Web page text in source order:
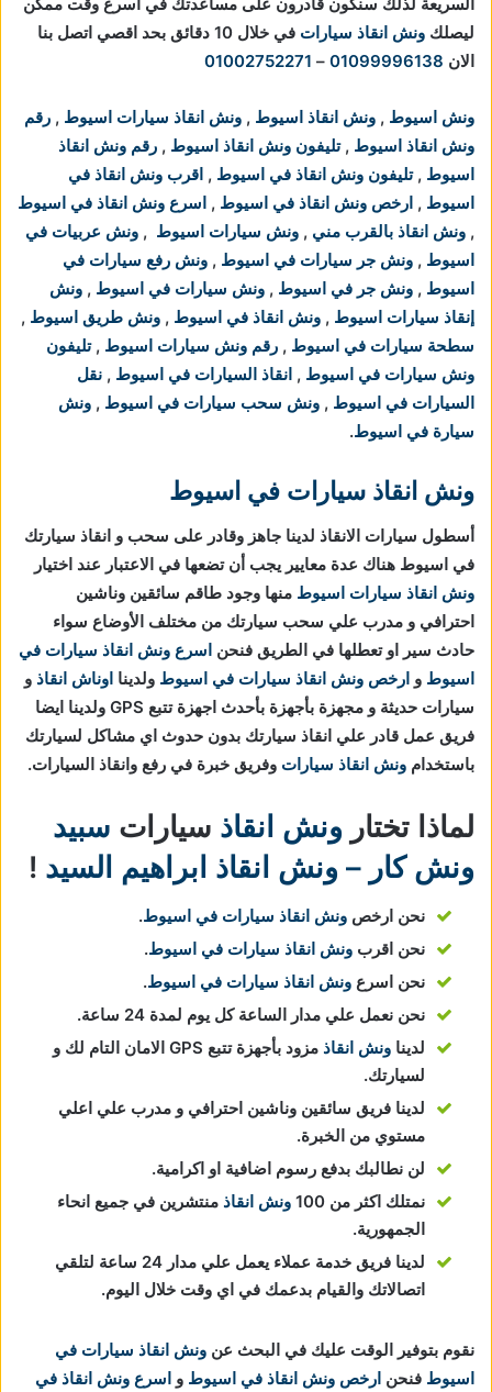
السريعة لذلك سنكون قادرون على مساعدتك في أسرع وقت ممكن
ليصلك ونش انقاذ سيارات
في خلال 10 دقائق بحد اقصي اتصل بنا
الان 01099996138
–
01002752271
ونش اسيوط , ونش انقاذ اسيوط , ونش انقاذ سيارات اسيوط , رقم
ونش انقاذ اسيوط ,تليفون ونش انقاذ اسيوط , رقم ونش انقاذ
اسيوط ,تليفون ونش انقاذ في اسيوط , اقرب ونش انقاذ في
اسيوط , ارخص ونش انقاذ في اسيوط , اسرع ونش انقاذ في اسيوط
, ونش انقاذ بالقرب مني , ونش سيارات اسيوط , ونش عربيات في
اسيوط , ونش جر سيارات في اسيوط , ونش رفع سيارات في
اسيوط , ونش جر في اسيوط , ونش سيارات في اسيوط , ونش
إنقاذ سيارات اسيوط , ونش انقاذ في اسيوط , ونش طريق اسيوط ,
سطحة سيارات في اسيوط , رقم ونش سيارات اسيوط ,تليفون
ونش سيارات في اسيوط , انقاذ السيارات في اسيوط , نقل
السيارات في اسيوط , ونش سحب سيارات في اسيوط , ونش
سيارة في اسيوط.
ونش انقاذ سيارات في اسيوط
أسطول سيارات الانقاذ لدينا جاهز وقادر على سحب و انقاذ سيارتك
في اسيوط هناك عدة معايير يجب أن تضعها في الاعتبار عند اختيار
ونش انقاذ سيارات اسيوط منها وجود طاقم سائقين وناشين
احترافي و مدرب علي سحب سيارتك من مختلف الأوضاع سواء
حادث سير او تعطلها في الطريق فنحن اسرع ونش انقاذ سيارات في
اسيوط و ارخص ونش انقاذ سيارات في اسيوط ولدينا اوناش انقاذ و
سيارات حديثة و مجهزة بأجهزة بأحدث اجهزة تتبع GPS ولدينا ايضا
فريق عمل قادر علي انقاذ سيارتك بدون حدوث اي مشاكل لسيارتك
باستخدام ونش انقاذ سيارات وفريق خبرة في رفع وانقاذ السيارات.
لماذا تختار ونش انقاذ سيارات سبيد
ونش كار – ونش انقاذ ابراهيم السيد !
نحن ارخص ونش انقاذ سيارات في اسيوط.
نحن اقرب ونش انقاذ سيارات في اسيوط.
نحن اسرع ونش انقاذ سيارات في اسيوط.
نحن نعمل علي مدار الساعة كل يوم لمدة 24 ساعة.
لدينا ونش انقاذ
مزود بأجهزة تتبع GPS الامان التام لك و
لسيارتك.
لدينا فريق سائقين وناشين احترافي و مدرب علي اعلي
مستوي من الخبرة.
لن نطالبك بدفع رسوم اضافية او اكرامية.
نمتلك اكثر من 100
ونش انقاذ منتشرين في جميع انحاء
الجمهورية.
لدينا فريق خدمة عملاء يعمل علي مدار 24 ساعة لتلقي
اتصالاتك والقيام بدعمك في اي وقت خلال اليوم.
نقوم بتوفير الوقت عليك في البحث عن ونش انقاذ سيارات في
اسيوط فنحن ارخص ونش انقاذ في اسيوط و اسرع ونش انقاذ في